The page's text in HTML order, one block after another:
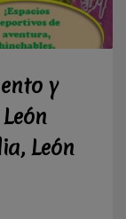
y
León